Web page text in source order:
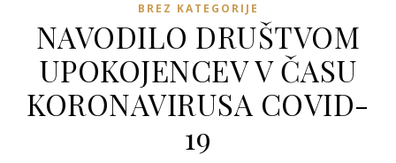
BREZ KATEGORIJE
NAVODILO DRUŠTVOM
UPOKOJENCEV V ČASU
KORONAVIRUSA COVID-
19